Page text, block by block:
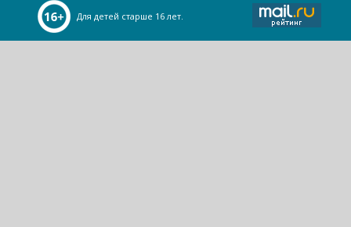
Для детей старше 16 лет.